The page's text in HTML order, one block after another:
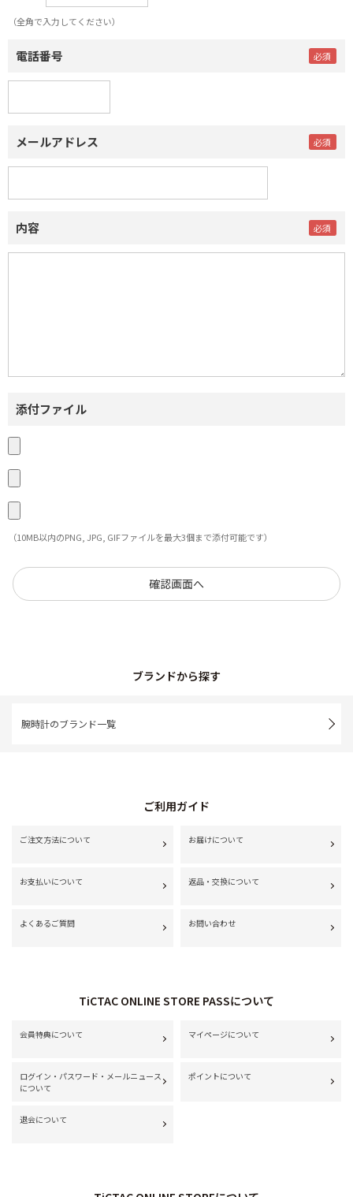
（全角で入力してください）
電話番号
メールアドレス
内容
添付ファイル
（10MB以内のPNG, JPG, GIFファイルを最大3個まで添付可能です）
ブランドから探す
腕時計のブランド一覧
ご利用ガイド
ご注文方法について お届けについて
お支払いについて 返品・交換について
よくあるご質問 お問い合わせ
TiCTAC ONLINE STORE PASSについて
会員特典について マイページについて
ログイン・パスワード・メールニュース
について
ポイントについて
退会について